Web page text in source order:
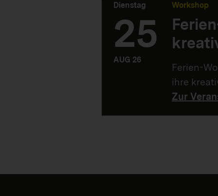
Dienstag
25
AUG 26
Workshop
Ferien-
ihre
Zur